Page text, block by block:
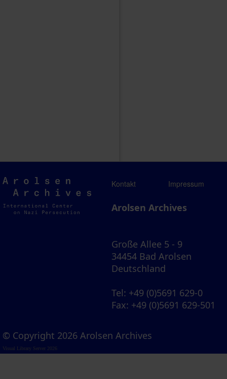
Arolsen
Archives
Kontakt Impressum
Arolsen Archives
Große Allee 5 - 9
34454 Bad Arolsen
Deutschland
Tel: +49 (0)5691 629-0
Fax: +49 (0)5691 629-501
© Copyright 2026 Arolsen Archives
Visual Library Server 2026